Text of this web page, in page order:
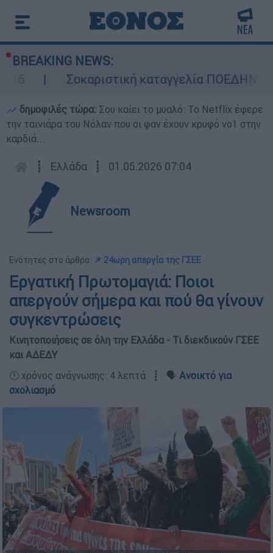
BREAKING NEWS:
Σοκαριστική καταγγελία ΠΟΕΔΗΝ για
δημοφιλές τώρα: Σου καίει το μυαλό: Το Netflix έφερε
την ταινιάρα του Νόλαν που οι φαν έχουν κρυφό νο1 στην
καρδιά...
┋ Ελλάδα ┋ 01.05.2026 07:04
Newsroom
Ενότητες στο άρθρο: 📌 24ωρη απεργία της ΓΣΕΕ
Εργατική Πρωτομαγιά: Ποιοι
απεργούν σήμερα και πού θα γίνουν
συγκεντρώσεις
Κινητοποιήσεις σε όλη την Ελλάδα - Τι διεκδικούν ΓΣΕΕ
και ΑΔΕΔΥ
🕛 χρόνος ανάγνωσης: 4 λεπτά ┋ 🗣️ Ανοικτό για
σχολιασμό